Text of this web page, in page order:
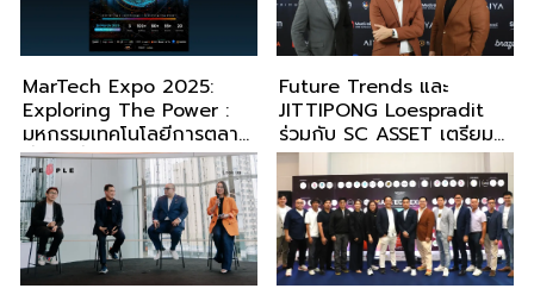
MarTech Expo 2025:
Exploring The Power :
มหกรรมเทคโนโลยีการตลาด
ที่ใหญ่ที่สุดในเอเชีย
Future Trends และ
JITTIPONG Loespradit
ร่วมกับ SC ASSET เตรียม
จัดงาน SC ASSET
Presents MARTECH
EXPO 2025: EXPLORING
THE POWER